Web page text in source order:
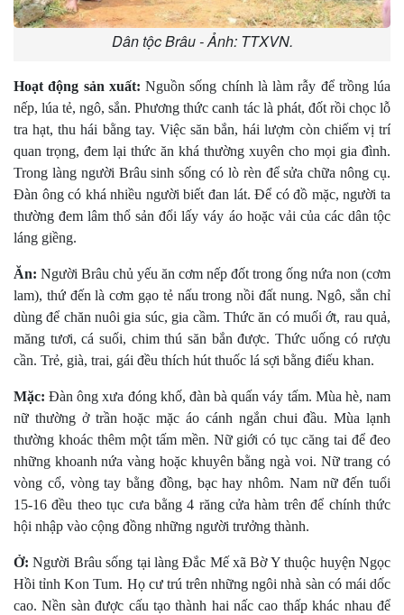
Dân tộc Brâu - Ảnh: TTXVN.
Hoạt động sản xuất: Nguồn sống chính là làm rẫy để trồng lúa
nếp, lúa tẻ, ngô, sắn. Phương thức canh tác là phát, đốt rồi chọc lỗ
tra hạt, thu hái bằng tay. Việc săn bắn, hái lượm còn chiếm vị trí
quan trọng, đem lại thức ăn khá thường xuyên cho mọi gia đình.
Trong làng người Brâu sinh sống có lò rèn để sửa chữa nông cụ.
Ðàn ông có khá nhiều người biết đan lát. Ðể có đồ mặc, người ta
thường đem lâm thổ sản đổi lấy váy áo hoặc vải của các dân tộc
láng giềng.
Ăn: Người Brâu chủ yếu ăn cơm nếp đốt trong ống nứa non (cơm
lam), thứ đến là cơm gạo tẻ nấu trong nồi đất nung. Ngô, sắn chỉ
dùng để chăn nuôi gia súc, gia cầm. Thức ăn có muối ớt, rau quả,
măng tươi, cá suối, chim thú săn bắn được. Thức uống có rượu
cần. Trẻ, già, trai, gái đều thích hút thuốc lá sợi bằng điếu khan.
Mặc: Ðàn ông xưa đóng khố, đàn bà quấn váy tấm. Mùa hè, nam
nữ thường ở trần hoặc mặc áo cánh ngắn chui đầu. Mùa lạnh
thường khoác thêm một tấm mền. Nữ giới có tục căng tai để đeo
những khoanh nứa vàng hoặc khuyên bằng ngà voi. Nữ trang có
vòng cổ, vòng tay bằng đồng, bạc hay nhôm. Nam nữ đến tuổi
15-16 đều theo tục cưa bằng 4 răng cửa hàm trên để chính thức
hội nhập vào cộng đồng những người trưởng thành.
Ở:Người Brâu sống tại làng Ðắc Mế xã Bờ Y thuộc huyện Ngọc
Hồi tỉnh Kon Tum. Họ cư trú trên những ngôi nhà sàn có mái dốc
cao. Nền sàn được cấu tạo thành hai nấc cao thấp khác nhau để